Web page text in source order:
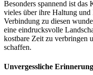
Besonders spannend ist das
vieles über ihre Haltung
Verbindung zu diesen
eine eindrucksvolle
kostbare Zeit zu verbringen
schaffen.
Unvergessliche